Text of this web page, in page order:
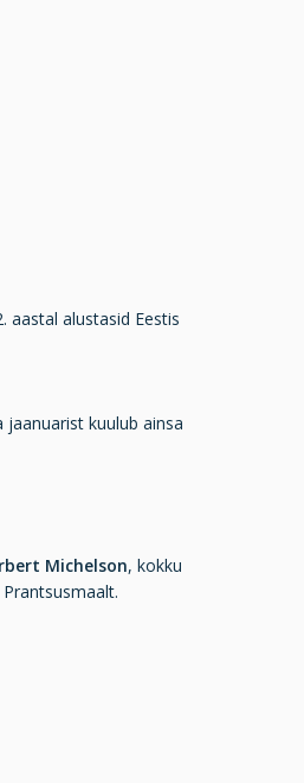
aastal alustasid Eestis
jaanuarist kuulub ainsa
Michelson, kokku